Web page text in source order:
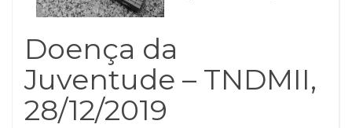
Doença da
Juventude – TNDMII,
28/12/2019